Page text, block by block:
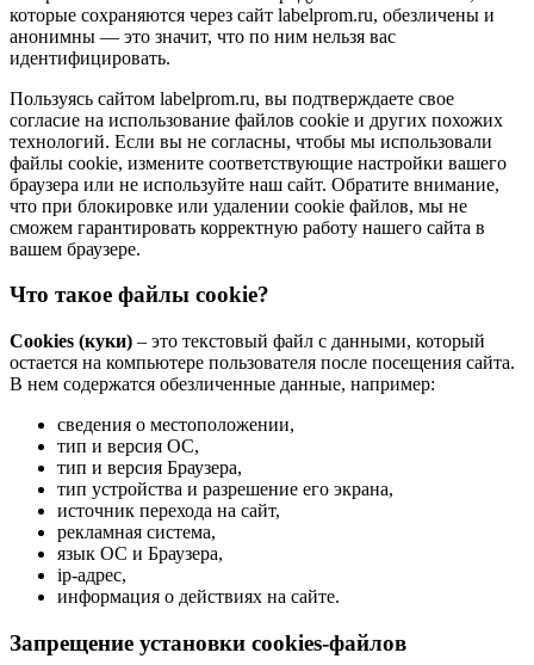
которые сохраняются через сайт labelprom.ru, обезличены и
анонимны — это значит, что по ним нельзя вас
идентифицировать.
Пользуясь сайтом labelprom.ru, вы подтверждаете свое
согласие на использование файлов cookie и других похожих
технологий. Если вы не согласны, чтобы мы использовали
файлы cookie, измените соответствующие настройки вашего
браузера или не используйте наш сайт. Обратите внимание,
что при блокировке или удалении cookie файлов, мы не
сможем гарантировать корректную работу нашего сайта в
вашем браузере.
Что такое файлы cookie?
Cookies (куки) – это текстовый файл с данными, который
остается на компьютере пользователя после посещения сайта.
В нем содержатся обезличенные данные, например:
сведения о местоположении,
тип и версия ОС,
тип и версия Браузера,
тип устройства и разрешение его экрана,
источник перехода на сайт,
рекламная система,
язык ОС и Браузера,
ip-адрес,
информация о действиях на сайте.
Запрещение установки cookies-файлов